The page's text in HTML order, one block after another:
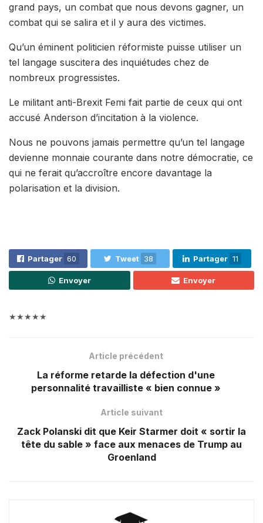
grand pays, un combat que nous devons gagner, un
combat qui se salira et il y aura des victimes.
Qu’un éminent politicien réformiste puisse utiliser un
tel langage suscitera des inquiétudes chez de
nombreux progressistes.
Le militant anti-Brexit Femi fait partie de ceux qui ont
accusé Anderson d’incitation à la violence.
Nous ne pouvons jamais permettre qu’un tel langage
devienne monnaie courante dans notre démocratie, ce
qui ne ferait qu’accroître encore davantage la
polarisation et la division.
Partager 60 Tweet 38 Partager 11
Envoyer Envoyer
★★★★★
Article précédent
La réforme retarde la défection d'une
personnalité travailliste « bien connue »
Article suivant
Zack Polanski dit que Keir Starmer doit « sortir la
tête du sable » face aux menaces de Trump au
Groenland